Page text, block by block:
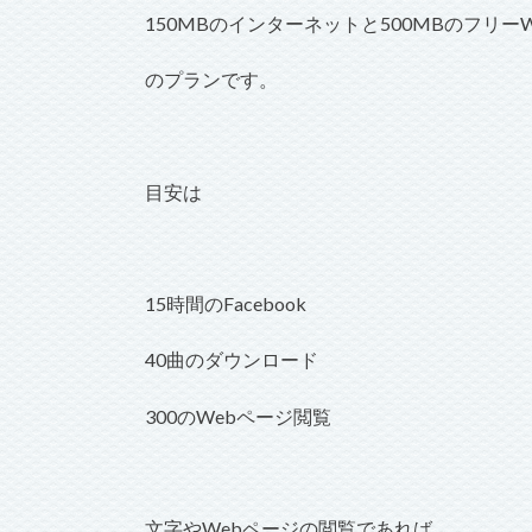
150MBのインターネットと500MBのフリー
のプランです。
目安は
15時間のFacebook
40曲のダウンロード
300のWebページ閲覧